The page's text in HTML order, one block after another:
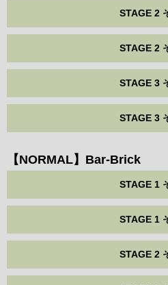
STAGE 2
STAGE 2
STAGE 3
STAGE 3
【NORMAL】Bar-Brick
STAGE 1
STAGE 1
STAGE 2